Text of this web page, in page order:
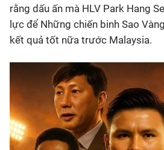
rằng dấu ấn mà HLV Park Hang
lực để Những chiến binh Sao
kết quả tốt nữa trước Malaysia.